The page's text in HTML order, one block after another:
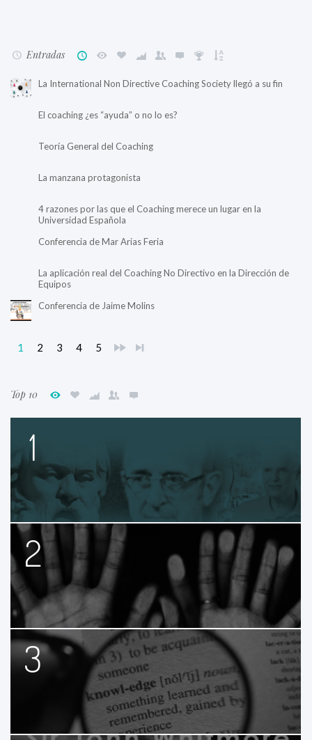
Entradas
La International Non Directive Coaching Society llegó a su fin
El coaching ¿es “ayuda” o no lo es?
Teoría General del Coaching
La manzana protagonista
4 razones por las que el Coaching merece un lugar en la
Universidad Española
Conferencia de Mar Arias Feria
La aplicación real del Coaching No Directivo en la Dirección de
Equipos
Conferencia de Jaime Molins
1 2 3 4 5
Top 10
1
2
3